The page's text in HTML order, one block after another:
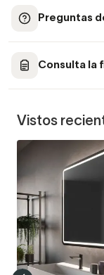
Preguntas
Consulta la
Vistos